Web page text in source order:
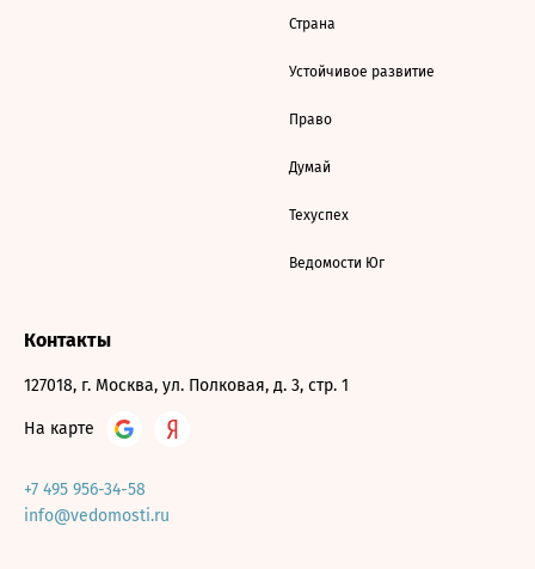
Страна
Устойчивое развитие
Право
Думай
Техуспех
Ведомости Юг
Контакты
127018, г. Москва, ул. Полковая, д. 3, стр. 1
На карте
+7 495 956-34-58
info@vedomosti.ru